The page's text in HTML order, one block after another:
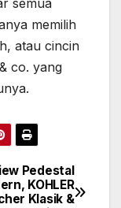
memilih
atau cincin
co. yang
Pedestal
KOHLER
Klasik &